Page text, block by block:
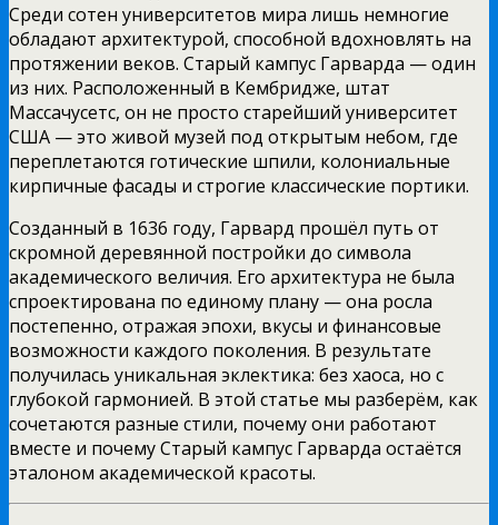
Среди сотен университетов мира лишь немногие
обладают архитектурой, способной вдохновлять на
протяжении веков. Старый кампус Гарварда — один
из них. Расположенный в Кембридже, штат
Массачусетс, он не просто старейший университет
США — это живой музей под открытым небом, где
переплетаются готические шпили, колониальные
кирпичные фасады и строгие классические портики.
Созданный в 1636 году, Гарвард прошёл путь от
скромной деревянной постройки до символа
академического величия. Его архитектура не была
спроектирована по единому плану — она росла
постепенно, отражая эпохи, вкусы и финансовые
возможности каждого поколения. В результате
получилась уникальная эклектика: без хаоса, но с
глубокой гармонией. В этой статье мы разберём, как
сочетаются разные стили, почему они работают
вместе и почему Старый кампус Гарварда остаётся
эталоном академической красоты.